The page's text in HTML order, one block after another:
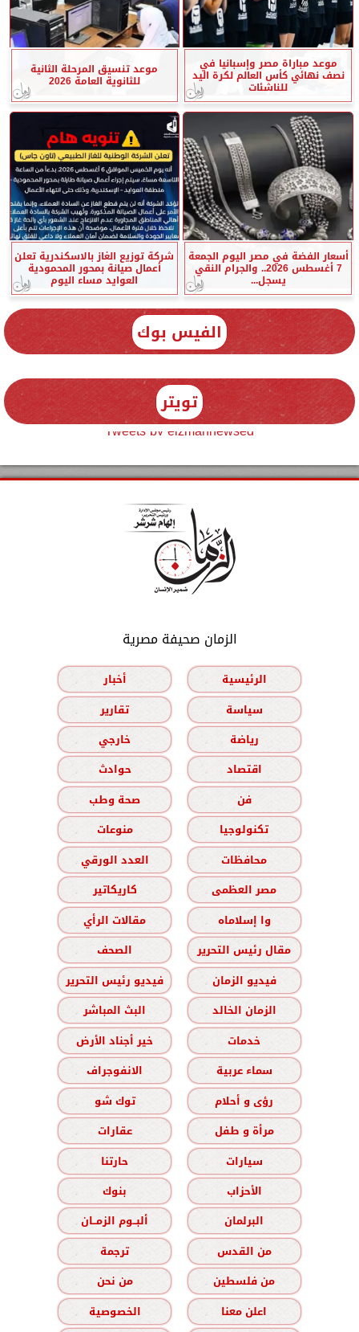
موعد مباراة مصر وإسبانيا في
نصف نهائي كأس العالم لكرة اليد
للناشئات
موعد تنسيق المرحلة الثانية
للثانوية العامة 2026
أسعار الفضة في مصر اليوم الجمعة
7 أغسطس 2026.. والجرام النقي
يسجل...
شركة توزيع الغاز بالاسكندرية تعلن
أعمال صيانة بمحور المحمودية
العوايد مساء اليوم
الفيس بوك
تويتر
Tweets by elzmannewseg
الزمان صحيفة مصرية
الرئيسية
أخبار
سياسة
تقارير
رياضة
خارجي
اقتصاد
حوادث
فن
صحة وطب
تكنولوجيا
منوعات
محافظات
العدد الورقي
مصر العظمى
كاريكاتير
وا إسلاماه
مقالات الرأي
مقال رئيس التحرير
الصحف
فيديو الزمان
فيديو رئيس التحرير
الزمان الخالد
البث المباشر
خدمات
خير أجناد الأرض
سماء عربية
الانفوجراف
رؤى و أحلام
توك شو
مرأة و طفل
عقارات
سيارات
حارتنا
الأحزاب
بنوك
البرلمان
ألبــوم الزمــان
من القدس
ترجمة
من فلسطين
من نحن
اعلن معنا
الخصوصية